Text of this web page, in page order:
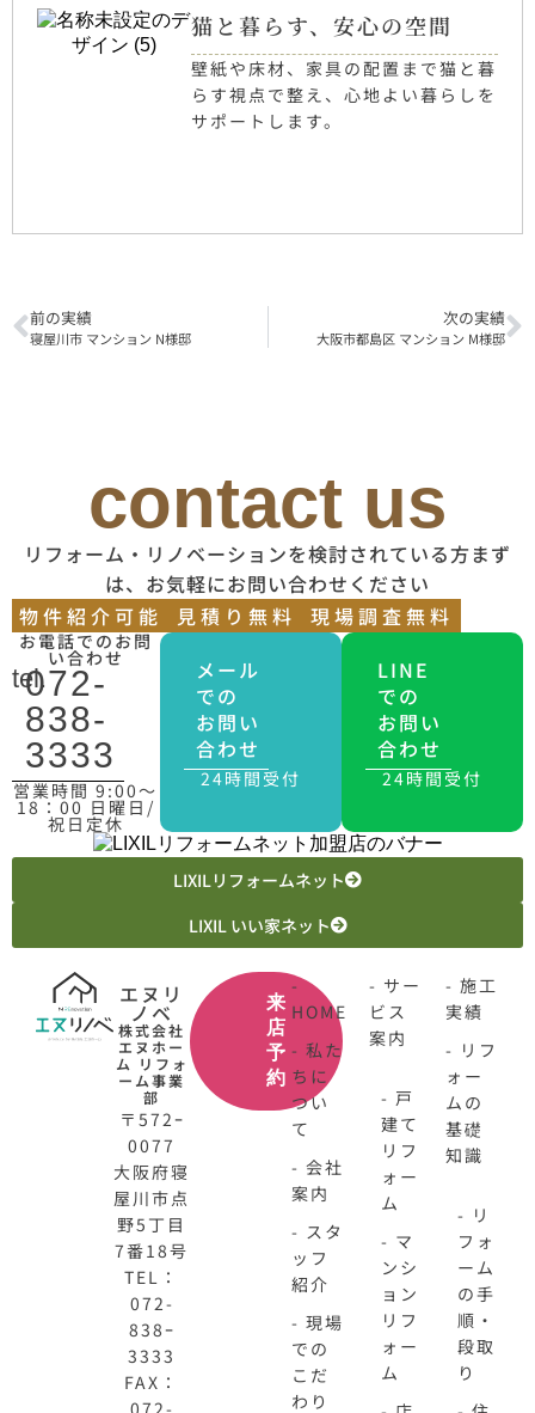
猫と暮らす、安心の空間
壁紙や床材、家具の配置まで猫と暮
らす視点で整え、心地よい暮らしを
サポートします。
前の実績
寝屋川市 マンション N様邸
次の実績
大阪市都島区 マンション M様邸
contact us
リフォーム・リノベーションを検討されている方まず
は、お気軽にお問い合わせください
物件紹介可能
見積り無料 現場調査無料
お電話でのお問
い合わせ
tel.
072-
838-
3333
営業時間 9:00〜
18：00 日曜日/
祝日定休
メール
での
お問い
合わせ
24時間受付
LINE
での
お問い
合わせ
24時間受付
LIXILリフォームネット
LIXIL いい家ネット
エヌリ
ノベ
株式会社
エヌホー
ム リフォ
ーム事業
部
〒572ｰ
0077
大阪府寝
屋川市点
野5丁目
7番18号
TEL：
072-
838ｰ
3333
FAX：
来
店
予
約
-
HOME
- 私た
ちに
つい
て
- 会社
案内
- スタ
ッフ
紹介
- 現場
での
こだ
わり
- サー
ビス
案内
- 戸
建て
リフ
ォー
ム
- マ
ンシ
ョン
リフ
ォー
ム
- 施工
実績
- リフ
ォー
ムの
基礎
知識
- リ
フォ
ーム
の手
順・
段取
り